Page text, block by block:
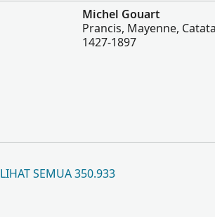
Michel Gouart
Prancis, Mayenne,
1427-1897
LIHAT SEMUA 350.933